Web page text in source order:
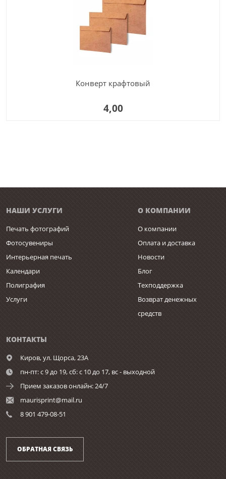
Конверт крафтовый
4,00
НАШИ УСЛУГИ
Печать фотографий
Фотосувениры
Интерьерная печать
Календари
Полиграфия
Услуги
О КОМПАНИИ
О компании
Оплата и доставка
Новости
Блог
Техподдержка
Возврат денежных
средств
КОНТАКТЫ
Киров,ул. Щорса, 23А
пн-пт: с 9 до 19, сб: с 10 до 17, вс - выходной
Прием заказов онлайн: 24/7
maurisprint@mail.ru
8 901 479-08-51
ОБРАТНАЯ СВЯЗЬ